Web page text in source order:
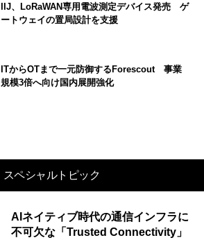
IIJ、LoRaWAN専用電波測定デバイス発売 ゲ
ートウェイの置局設計を支援
ITからOTまで一元防御するForescout 事業
規模3倍へ向け国内展開強化
スペシャルトピック
AIネイティブ時代の通信インフラに
不可欠な「Trusted Connectivity」